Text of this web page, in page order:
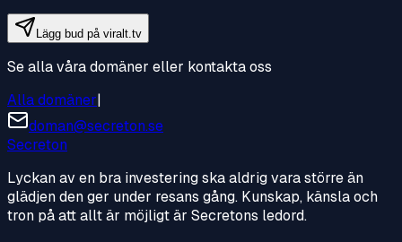
Lägg bud på viralt.tv
Se alla våra domäner eller kontakta oss
Alla domäner|
doman@secreton.se
Secreton
Lyckan av en bra investering ska aldrig vara större än
glädjen den ger under resans gång. Kunskap, känsla och
tron på att allt är möjligt är Secretons ledord.